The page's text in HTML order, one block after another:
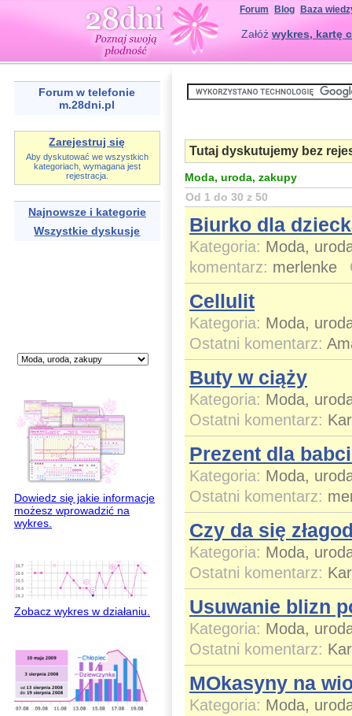
Forum Blog Baza
Załóż wykres, kartę
Forum w telefonie
m.28dni.pl
Zarejestruj się
Aby dyskutować we wszystkich
kategoriach, wymagana jest
rejestracja.
Najnowsze i kategorie
Wszystkie dyskusje
Dowiedz się jakie informacje
możesz wprowadzić na
wykres.
Zobacz wykres w działaniu.
Tutaj dyskutujemy bez
Moda, uroda, zakupy
Od 1 do 30 z 50
Biurko dla
Kategoria: Moda,
komentarz: merlenke
Cellulit
Kategoria: Moda,
Ostatni komentarz:
Buty w ciąży
Kategoria: Moda,
Ostatni komentarz:
Prezent dla
Kategoria: Moda,
Ostatni komentarz:
Czy da się
Kategoria: Moda,
Ostatni komentarz:
Usuwanie blizn
Kategoria: Moda,
Ostatni komentarz:
MOkasyny na
Kategoria: Moda,